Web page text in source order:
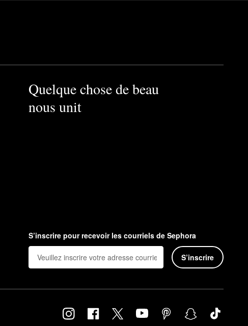
Quelque chose de beau
nous unit
S’inscrire pour recevoir les courriels de Sephora
S’inscrire